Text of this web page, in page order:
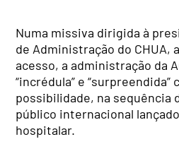
Numa missiva dirigida à
de Administração do CHUA,
acesso, a administração da
“incrédula” e “surpreendida”
possibilidade, na sequência
público internacional
hospitalar.